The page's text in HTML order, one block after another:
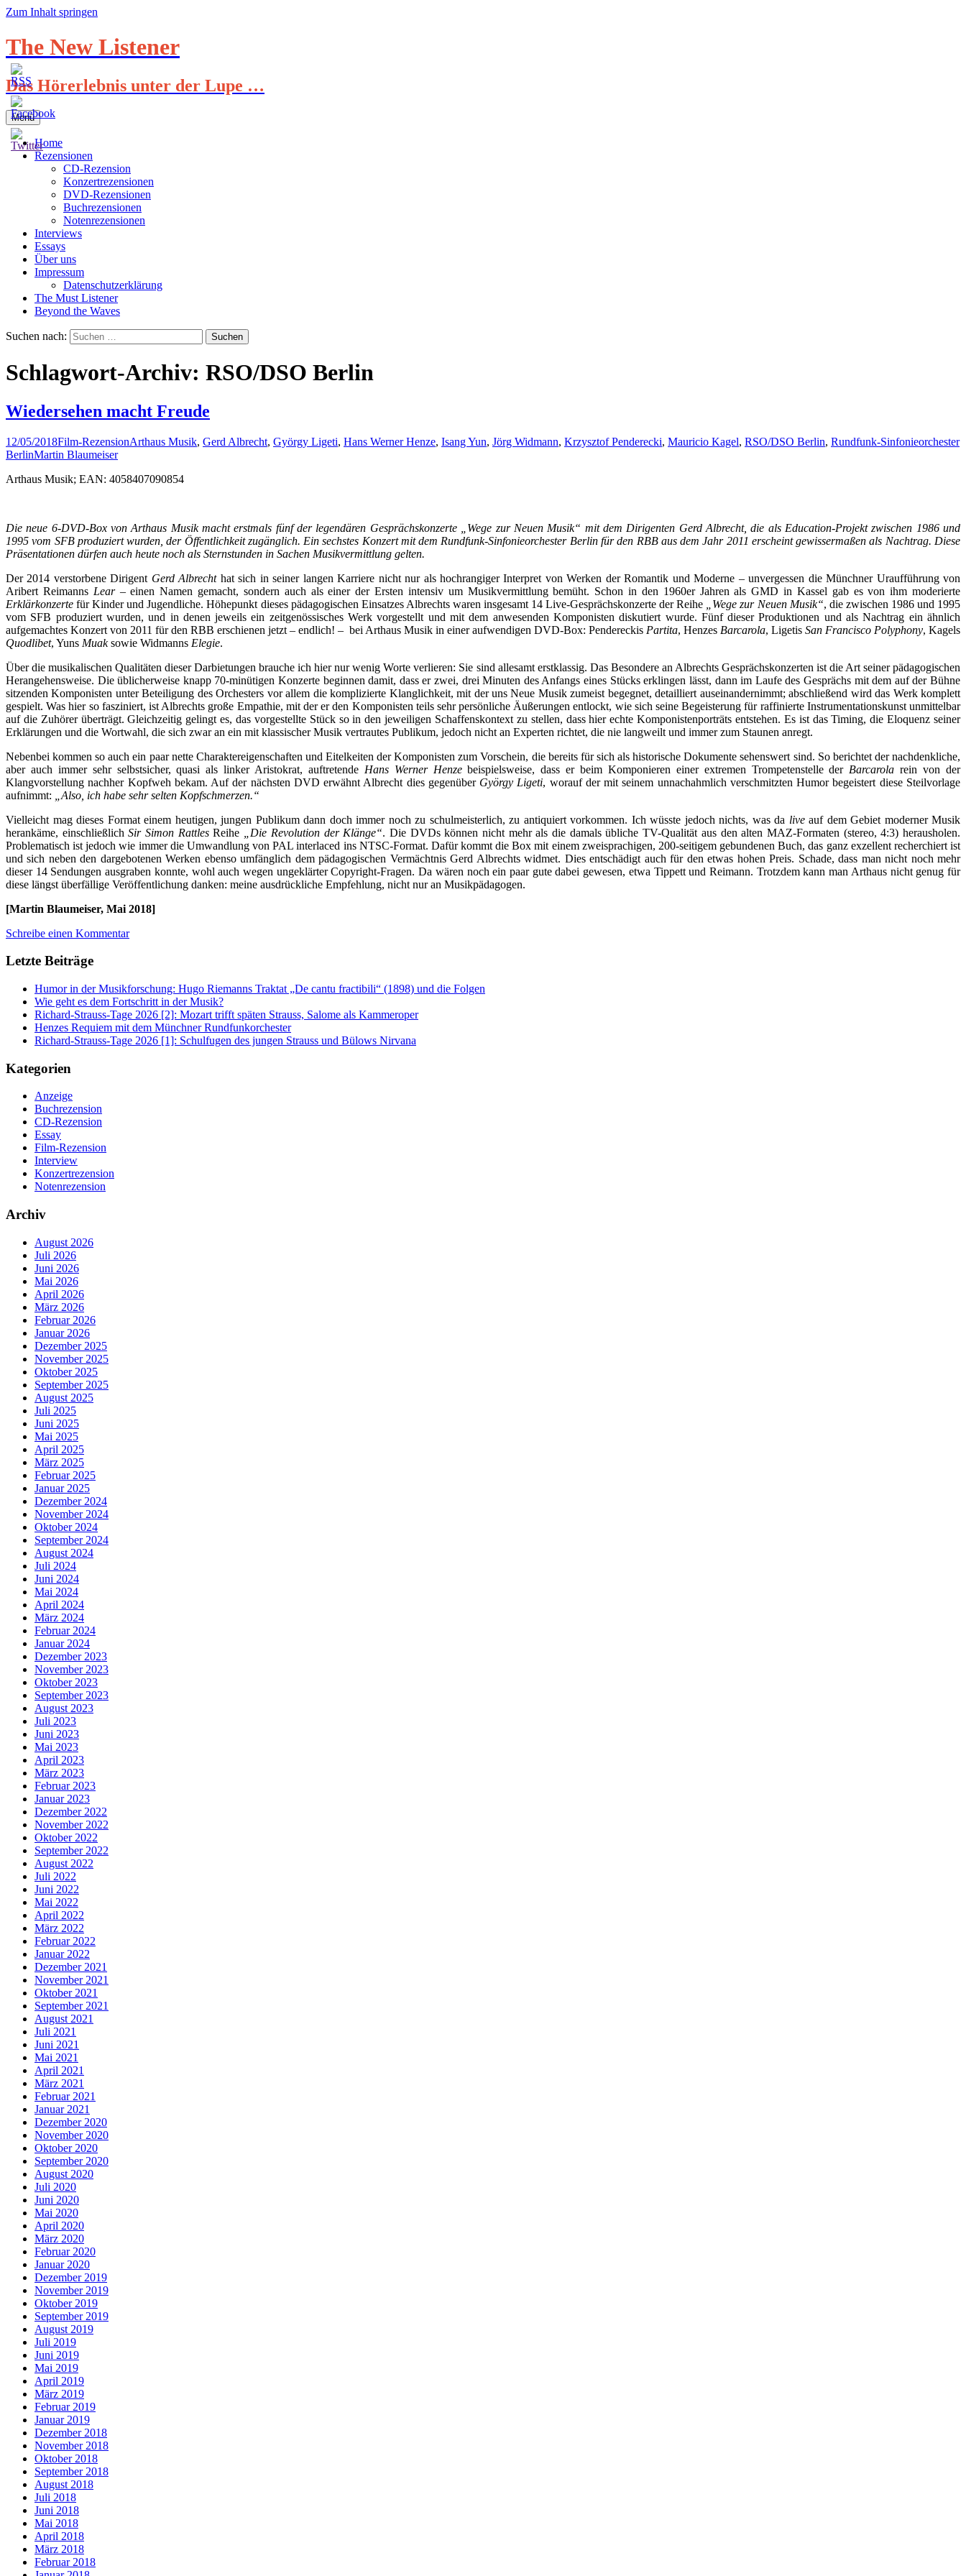
Zum Inhalt springen
The New Listener
Das Hörerlebnis unter der Lupe …
Menü
Home
Rezensionen
CD-Rezension
Konzertrezensionen
DVD-Rezensionen
Buchrezensionen
Notenrezensionen
Interviews
Essays
Über uns
Impressum
Datenschutzerklärung
The Must Listener
Beyond the Waves
Suchen nach:
Schlagwort-Archiv: RSO/DSO Berlin
Wiedersehen macht Freude
12/05/2018Film-RezensionArthaus Musik, Gerd Albrecht, György Ligeti, Hans Werner Henze, Isang Yun, Jörg Widmann, Krzysztof Penderecki, Mauricio Kagel, RSO/DSO Berlin, Rundfunk-Sinfonieorchester
BerlinMartin Blaumeiser
Arthaus Musik; EAN: 4058407090854
Die neue 6-DVD-Box von Arthaus Musik macht erstmals fünf der legendären Gesprächskonzerte „Wege zur Neuen Musik“ mit dem Dirigenten Gerd Albrecht, die als Education-Projekt zwischen 1986 und
1995 vom SFB produziert wurden, der Öffentlichkeit zugänglich. Ein sechstes Konzert mit dem Rundfunk-Sinfonieorchester Berlin für den RBB aus dem Jahr 2011 erscheint gewissermaßen als Nachtrag. Diese
Präsentationen dürfen auch heute noch als Sternstunden in Sachen Musikvermittlung gelten.
Der 2014 verstorbene Dirigent Gerd Albrechthat sich in seiner langen Karriere nicht nur als hochrangiger Interpret von Werken der Romantik und Moderne – unvergessen die Münchner Uraufführung von
Aribert Reimanns Lear– einen Namen gemacht, sondern auch als einer der Ersten intensiv um Musikvermittlung bemüht. Schon in den 1960er Jahren als GMD in Kassel gab es von ihm moderierte
Erklärkonzertefür Kinder und Jugendliche. Höhepunkt dieses pädagogischen Einsatzes Albrechts waren insgesamt 14 Live-Gesprächskonzerte der Reihe „Wege zur Neuen Musik“, die zwischen 1986 und 1995
vom SFB produziert wurden, und in denen jeweils ein zeitgenössisches Werk vorgestellt und mit dem anwesenden Komponisten diskutiert wurde. Fünf dieser Produktionen und als Nachtrag ein ähnlich
aufgemachtes Konzert von 2011 für den RBB erschienen jetzt – endlich! – bei Arthaus Musik in einer aufwendigen DVD-Box: Pendereckis Partita, Henzes Barcarola, Ligetis San Francisco Polyphony, Kagels
Quodlibet, Yuns Muaksowie Widmanns Elegie.
Über die musikalischen Qualitäten dieser Darbietungen brauche ich hier nur wenig Worte verlieren: Sie sind allesamt erstklassig. Das Besondere an Albrechts Gesprächskonzerten ist die Art seiner pädagogischen
Herangehensweise. Die üblicherweise knapp 70-minütigen Konzerte beginnen damit, dass er zwei, drei Minuten des Anfangs eines Stücks erklingen lässt, dann im Laufe des Gesprächs mit dem auf der Bühne
sitzenden Komponisten unter Beteiligung des Orchesters vor allem die komplizierte Klanglichkeit, mit der uns Neue Musik zumeist begegnet, detailliert auseinandernimmt; abschließend wird das Werk komplett
gespielt. Was hier so fasziniert, ist Albrechts große Empathie, mit der er den Komponisten teils sehr persönliche Äußerungen entlockt, wie sich seine Begeisterung für raffinierte Instrumentationskunst unmittelbar
auf die Zuhörer überträgt. Gleichzeitig gelingt es, das vorgestellte Stück so in den jeweiligen Schaffenskontext zu stellen, dass hier echte Komponistenporträts entstehen. Es ist das Timing, die Eloquenz seiner
Erklärungen und die Wortwahl, die sich zwar an ein mit klassischer Musik vertrautes Publikum, jedoch nicht an Experten richtet, die nie langweilt und immer zum Staunen anregt.
Nebenbei kommen so auch ein paar nette Charaktereigenschaften und Eitelkeiten der Komponisten zum Vorschein, die bereits für sich als historische Dokumente sehenswert sind. So berichtet der nachdenkliche,
aber auch immer sehr selbstsicher, quasi als linker Aristokrat, auftretende Hans Werner Henzebeispielsweise, dass er beim Komponieren einer extremen Trompetenstelle der Barcarola rein von der
Klangvorstellung nachher Kopfweh bekam. Auf der nächsten DVD erwähnt Albrecht dies gegenüber György Ligeti, worauf der mit seinem unnachahmlich verschmitzten Humor begeistert diese Steilvorlage
aufnimmt:
„Also, ich habe sehr selten Kopfschmerzen.“
Vielleicht mag dieses Format einem heutigen, jungen Publikum dann doch immer noch zu schulmeisterlich, zu antiquiert vorkommen. Ich wüsste jedoch nichts, was da liveauf dem Gebiet moderner Musik
herankäme, einschließlichSir Simon RattlesReihe „Die Revolution der Klänge“. Die DVDs können nicht mehr als die damals übliche TV-Qualität aus den alten MAZ-Formaten (stereo, 4:3) herausholen.
Problematisch ist jedoch wie immer die Umwandlung von PAL interlaced ins NTSC-Format. Dafür kommt die Box mit einem zweisprachigen, 200-seitigem gebundenen Buch, das ganz exzellent recherchiert ist
und sich neben den dargebotenen Werken ebenso umfänglich dem pädagogischen Vermächtnis Gerd Albrechts widmet. Dies entschädigt auch für den etwas hohen Preis. Schade, dass man nicht noch mehr
dieser 14 Sendungen ausgraben konnte, wohl auch wegen ungeklärter Copyright-Fragen. Da wären noch ein paar gute dabei gewesen, etwa Tippett und Reimann. Trotzdem kann man Arthaus nicht genug für
diese längst überfällige Veröffentlichung danken: meine ausdrückliche Empfehlung, nicht nur an Musikpädagogen.
[Martin Blaumeiser, Mai 2018]
Schreibe einen Kommentar
Letzte Beiträge
Humor in der Musikforschung: Hugo Riemanns Traktat „De cantu fractibili“ (1898) und die Folgen
Wie geht es dem Fortschritt in der Musik?
Richard-Strauss-Tage 2026 [2]: Mozart trifft späten Strauss, Salome als Kammeroper
Henzes Requiem mit dem Münchner Rundfunkorchester
Richard-Strauss-Tage 2026 [1]: Schulfugen des jungen Strauss und Bülows Nirvana
Kategorien
Anzeige
Buchrezension
CD-Rezension
Essay
Film-Rezension
Interview
Konzertrezension
Notenrezension
Archiv
August 2026
Juli 2026
Juni 2026
Mai 2026
April 2026
März 2026
Februar 2026
Januar 2026
Dezember 2025
November 2025
Oktober 2025
September 2025
August 2025
Juli 2025
Juni 2025
Mai 2025
April 2025
März 2025
Februar 2025
Januar 2025
Dezember 2024
November 2024
Oktober 2024
September 2024
August 2024
Juli 2024
Juni 2024
Mai 2024
April 2024
März 2024
Februar 2024
Januar 2024
Dezember 2023
November 2023
Oktober 2023
September 2023
August 2023
Juli 2023
Juni 2023
Mai 2023
April 2023
März 2023
Februar 2023
Januar 2023
Dezember 2022
November 2022
Oktober 2022
September 2022
August 2022
Juli 2022
Juni 2022
Mai 2022
April 2022
März 2022
Februar 2022
Januar 2022
Dezember 2021
November 2021
Oktober 2021
September 2021
August 2021
Juli 2021
Juni 2021
Mai 2021
April 2021
März 2021
Februar 2021
Januar 2021
Dezember 2020
November 2020
Oktober 2020
September 2020
August 2020
Juli 2020
Juni 2020
Mai 2020
April 2020
März 2020
Februar 2020
Januar 2020
Dezember 2019
November 2019
Oktober 2019
September 2019
August 2019
Juli 2019
Juni 2019
Mai 2019
April 2019
März 2019
Februar 2019
Januar 2019
Dezember 2018
November 2018
Oktober 2018
September 2018
August 2018
Juli 2018
Juni 2018
Mai 2018
April 2018
März 2018
Februar 2018